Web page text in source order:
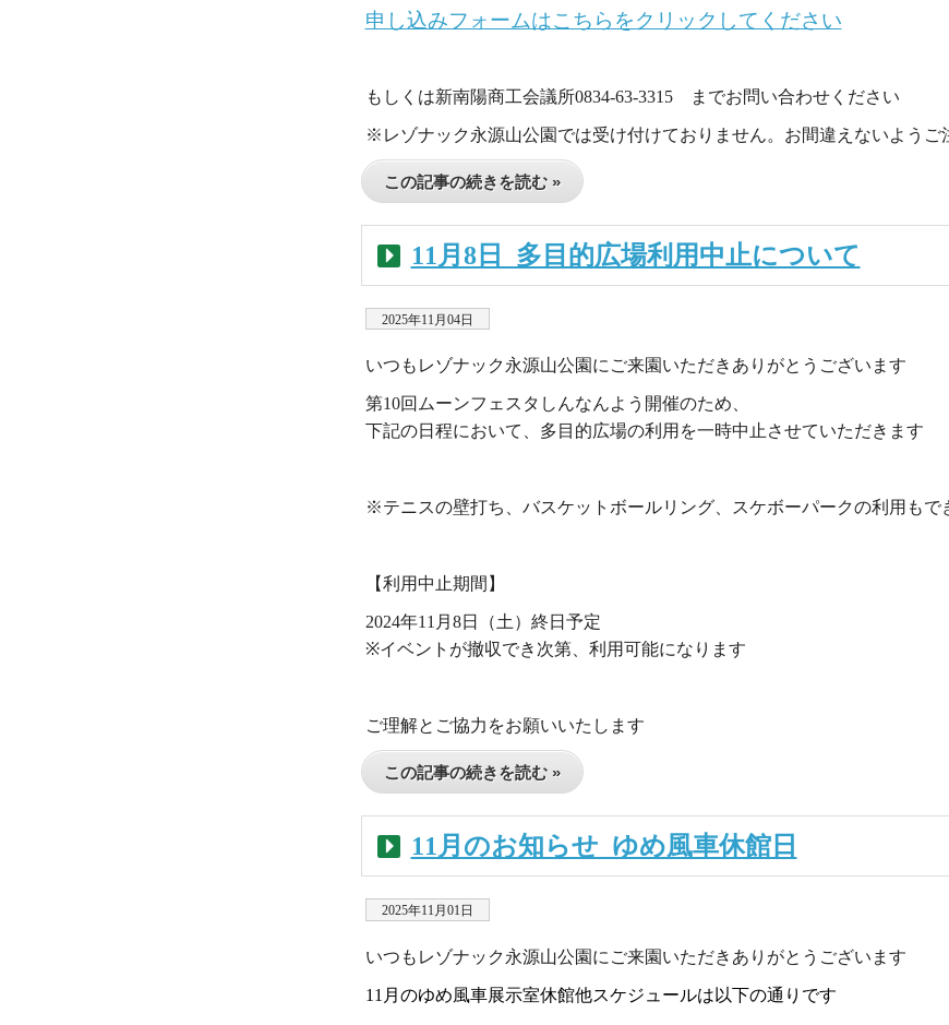
申し込みフォームはこちらをクリックしてください
もしくは新南陽商工会議所0834-63-3315 までお問い合わせください
※レゾナック永源山公園では受け付けておりません。お間違えないようご
この記事の続きを読む »
11月8日_多目的広場利用中止について
2025年11月04日
いつもレゾナック永源山公園にご来園いただきありがとうございます
第10回ムーンフェスタしんなんよう開催のため、
下記の日程において、多目的広場の利用を一時中止させていただきます
※テニスの壁打ち、バスケットボールリング、スケボーパークの利用もで
【利用中止期間】
2024年11月8日（土）終日予定
※イベントが撤収でき次第、利用可能になります
ご理解とご協力をお願いいたします
この記事の続きを読む »
11月のお知らせ_ゆめ風車休館日
2025年11月01日
いつもレゾナック永源山公園にご来園いただきありがとうございます
11 月のゆめ風車展示室休館他スケジュールは以下の通りです